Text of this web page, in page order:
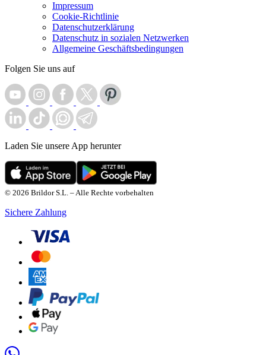
Impressum
Cookie-Richtlinie
Datenschutzerklärung
Datenschutz in sozialen Netzwerken
Allgemeine Geschäftsbedingungen
Folgen Sie uns auf
Laden Sie unsere App herunter
© 2026 Brildor S.L. – Alle Rechte vorbehalten
Sichere Zahlung